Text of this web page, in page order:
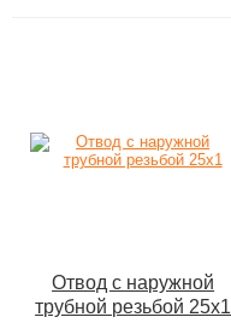
Отвод с наружной
трубной резьбой 25х1